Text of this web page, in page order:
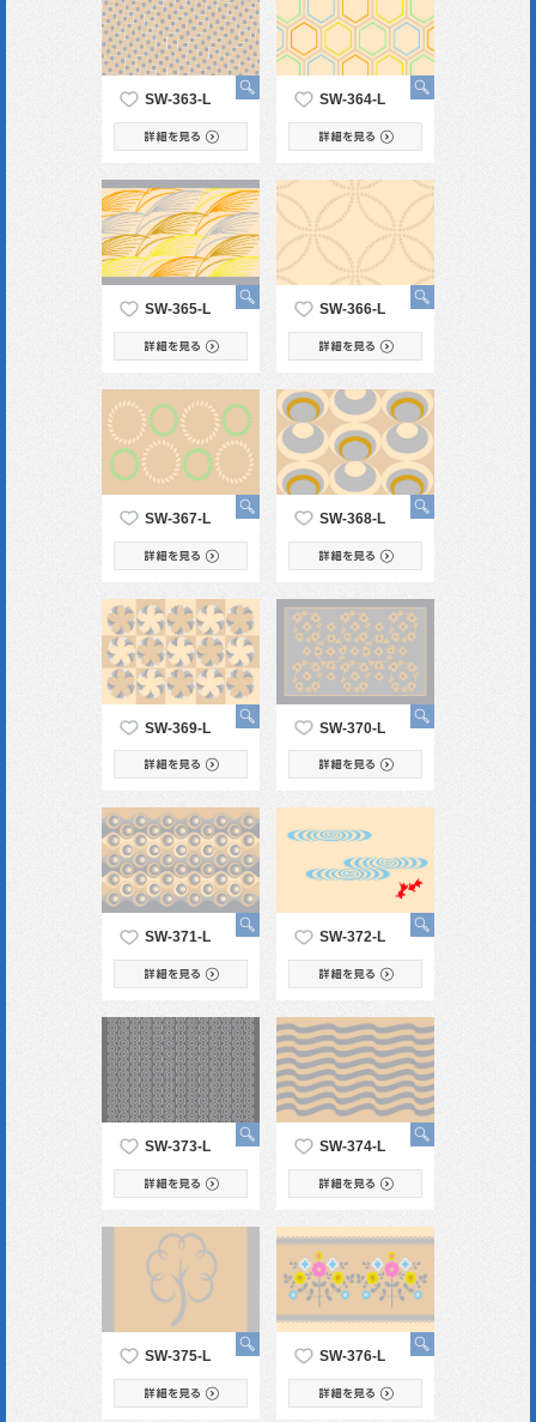
SW-363-L SW-364-L
SW-365-L SW-366-L
SW-367-L SW-368-L
SW-369-L SW-370-L
SW-371-L SW-372-L
SW-373-L SW-374-L
SW-375-L SW-376-L